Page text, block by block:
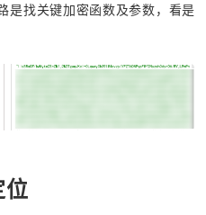
是找关键加密函数及参数，看是